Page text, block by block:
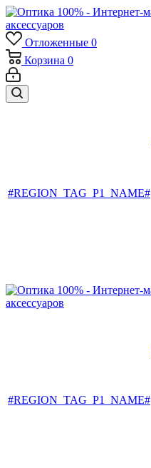
Отложенные 0
Корзина 0
#REGION_TAG_P1_NAME#
#REGION_TAG_P1_NAME#